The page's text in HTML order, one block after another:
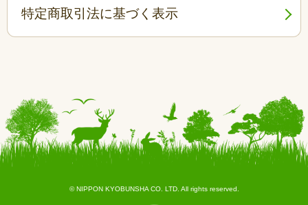
特定商取引法に基づく表示
© NIPPON KYOBUNSHA CO. LTD. All rights reserved.